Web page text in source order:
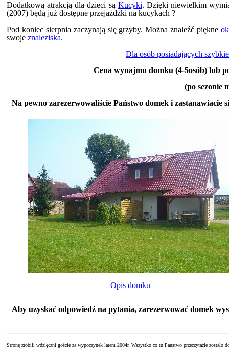
Dodatkową atrakcją dla dzieci są Kucyki. Dzięki niewielkim
(2007) będą już dostępne przejażdżki na kucykach ?
Pod koniec sierpnia zaczynają się grzyby. Można znaleźć piękne
swoje znaleziska.
Dla osób posiadających
Cena wynajmu domku (4-5osób) lub
(po sezonie
Na pewno zarezerwowaliście Państwo domek i
Opis domku
Aby uzyskać odpowiedź na pytania, zarezerwować domek
Stronę zrobili wdzięczni goście za wypoczynek latem 2004r. Wszystko co tu Państwo przeczytacie zostało